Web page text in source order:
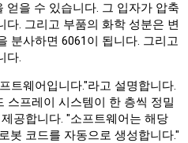
얻을 수 있습니다. 그 입자가 압축
다. 그리고 부품의 화학 성분은 변
분사하면 6061이 됩니다. 그리고
다.
트웨어입니다."라고 설명합니다.
스프레이 시스템이 한 층씩 정밀
공합니다. "소프트웨어는 해당
봇 코드를 자동으로 생성합니다."